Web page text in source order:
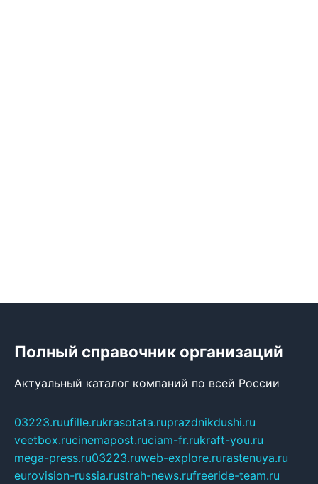
Полный справочник организаций
Актуальный каталог компаний по всей России
03223.ruufille.rukrasotata.ruprazdnikdushi.ru
veetbox.rucinemapost.ruciam-fr.rukraft-you.ru
mega-press.ru03223.ruweb-explore.rurastenuya.ru
eurovision-russia.rustrah-news.rufreeride-team.ru